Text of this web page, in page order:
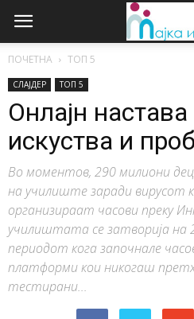
ПОЧЕТНА ТОП 5
СЛАЈДЕР ТОП 5
Онлајн
искуства и
Во моментов, 290 милиони
на училиште заради вирусот
организираат часови преку
училиштата се затворија на
периодот кога започнале
платформи кои никогаш
тестирани...